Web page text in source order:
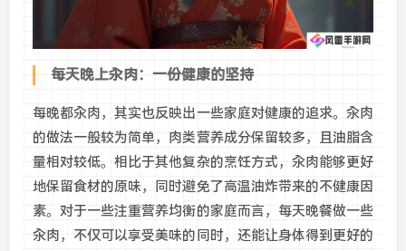
每天晚上汆肉：一份健康的坚持
每晚都汆肉，其实也反映出一些家庭对健康的追求。汆肉
的做法一般较为简单，肉类营养成分保留较多，且油脂含
量相对较低。相比于其他复杂的烹饪方式，汆肉能够更好
地保留食材的原味，同时避免了高温油炸带来的不健康因
素。对于一些注重营养均衡的家庭而言，每天晚餐做一些
汆肉，不仅可以享受美味的同时，还能让身体得到更好的